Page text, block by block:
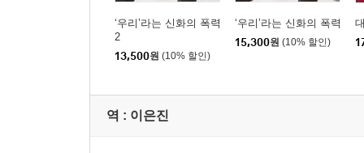
‘우리’라는 신화의 폭력
2
13,500원 (10% 할인)
‘우리’라는 신화의 폭력
15,300원 (10% 할인)
역 : 이은진